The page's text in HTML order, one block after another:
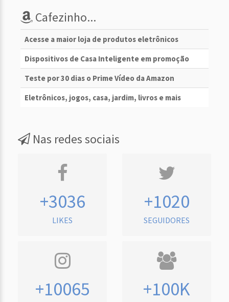
Cafezinho...
Acesse a maior loja de produtos eletrônicos
Dispositivos de Casa Inteligente em promoção
Teste por 30 dias o Prime Vídeo da Amazon
Eletrônicos, jogos, casa, jardim, livros e mais
Nas redes sociais
+3036
LIKES
+1020
SEGUIDORES
+10065 +100K